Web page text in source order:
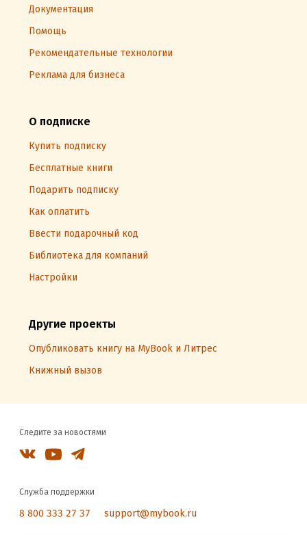
Документация
Помощь
Рекомендательные технологии
Реклама для бизнеса
О подписке
Купить подписку
Бесплатные книги
Подарить подписку
Как оплатить
Ввести подарочный код
Библиотека для компаний
Настройки
Другие проекты
Опубликовать книгу на MyBook и Литрес
Книжный вызов
Следите за новостями
Служба поддержки
8 800 333 27 37 support@mybook.ru